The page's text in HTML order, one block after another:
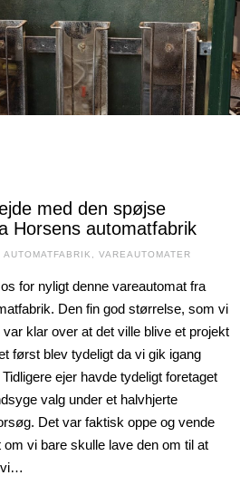
med den spøjse
Horsens automatfabrik
AUTOMATFABRIK , VAREAUTOMATER
for nyligt denne vareautomat fra
Den fin god størrelse, som vi
klar over at det ville blive et projekt
først blev tydeligt da vi gik igang
ejer havde tydeligt foretaget
valg under et halvhjerte
Det var faktisk oppe og vende
om vi bare skulle lave den om til at
vi…